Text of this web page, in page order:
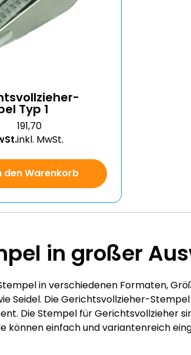
Typ 1
191,70
inkl. MwSt.
den Warenkorb
in großer
in verschiedenen Formaten,
Die Gerichtsvollzieher-
Die Stempel für Gerichtsvollzieher
können einfach und variantenreich